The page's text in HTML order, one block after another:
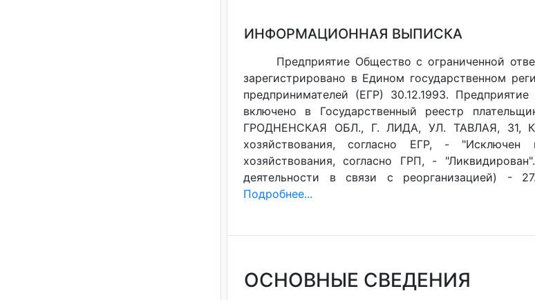
ИНФОРМАЦИОННАЯ ВЫПИСКА
Предприятие Общество с ограниченной
зарегистрировано в Едином государственном
предпринимателей (ЕГР) 30.12.1993.
включено в Государственный реестр
ГРОДНЕНСКАЯ ОБЛ., Г. ЛИДА, УЛ. ТАВЛАЯ, 31, К.
хозяйствования, согласно ЕГР, -
хозяйствования, согласно ГРП, -
деятельности в связи с реорганизацией) -
Подробнее...
ОСНОВНЫЕ СВЕДЕНИЯ